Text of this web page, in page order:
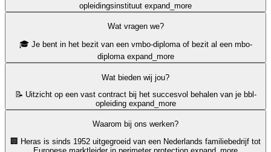
opleidingsinstituut expand_more
Wat vragen we?
🎓 Je bent in het bezit van een vmbo-diploma of bezit al een mbo-
diploma expand_more
Wat bieden wij jou?
📝 Uitzicht op een vast contract bij het succesvol behalen van je bbl-
opleiding expand_more
Waarom bij ons werken?
🏢 Heras is sinds 1952 uitgegroeid van een Nederlands familiebedrijf tot